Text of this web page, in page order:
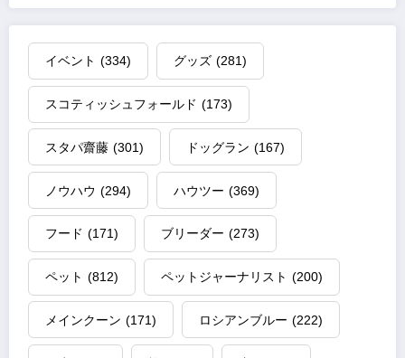
イベント (334) グッズ (281)
スコティッシュフォールド (173)
スタパ齋藤 (301) ドッグラン (167)
ノウハウ (294) ハウツー (369)
フード (171) ブリーダー (273)
ペット (812) ペットジャーナリスト (200)
メインクーン (171) ロシアンブルー (222)